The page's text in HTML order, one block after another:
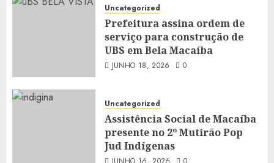
Uncategorized
Prefeitura assina ordem de
serviço para construção de
UBS em Bela Macaíba
JUNHO 18, 2026 0
Uncategorized
Assistência Social de Macaíba
presente no 2º Mutirão Pop
Jud Indígenas